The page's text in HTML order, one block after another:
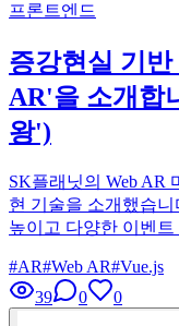
프론트엔드
증강현실 기
AR'을 소개합
왕')
SK플래닛의 Web AR
현 기술을 소개했습
높이고 다양한 이벤
#AR#Web AR#Vue.js
39
0 0